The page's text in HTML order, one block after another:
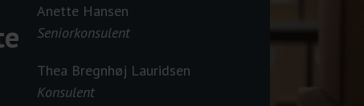
Anette Hansen
Seniorkonsulent
Thea Bregnhøj Lauridsen
Konsulent